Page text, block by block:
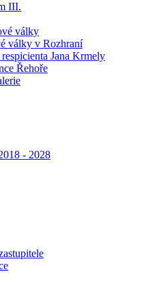
III.
války
války v Rozhraní
Jana Krmely
Řehoře
- 2028